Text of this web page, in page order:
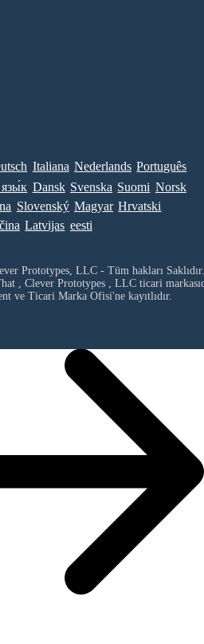
Italiana Nederlands Português
Dansk Svenska Suomi Norsk
Slovenský Magyar Hrvatski
Latvijas eesti
Prototypes, LLC - Tüm hakları Saklıdır.
, Clever Prototypes , LLCticari
ve Ticari Marka Ofisi'ne kayıtlıdır.